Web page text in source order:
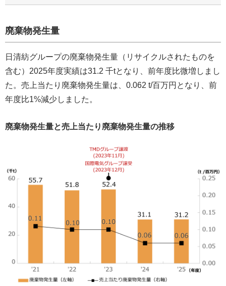
廃棄物発生量
日清紡グループの廃棄物発生量（リサイクルされたものを
含む）2025年度実績は31.2 千tとなり、前年度比微増しまし
た。売上当たり廃棄物発生量は、0.062 t/百万円となり、前
年度比1%減少しました。
廃棄物発生量と売上当たり廃棄物発生量の推移